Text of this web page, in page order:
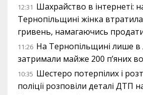
12:31 Шахрайство в інтернеті:
Тернопільщині жінка
гривень, намагаючись
11:26 На Тернопільщині лише в
затримали майже 200 п’яних
10:35 Шестеро потерпілих і
поліції розповіли деталі ДТП